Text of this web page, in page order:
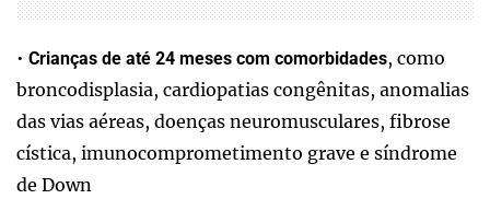
• Crianças de até 24 meses com comorbidades, como
broncodisplasia, cardiopatias congênitas, anomalias
das vias aéreas, doenças neuromusculares, fibrose
cística, imunocomprometimento grave e síndrome
de Down